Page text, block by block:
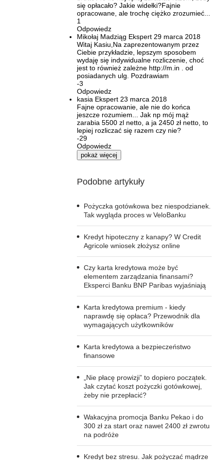
się opłacało? Jakie widełki?Fajnie
opracowane, ale trochę ciężko zrozumieć...
1
Odpowiedz
Mikołaj Madziąg Ekspert 29 marca 2018
Witaj Kasiu,Na zaprezentowanym przez
Ciebie przykładzie, lepszym sposobem
wydaję się indywidualne rozliczenie, choć
jest to również zależne http://m.in . od
posiadanych ulg. Pozdrawiam
-3
Odpowiedz
kasia Ekspert 23 marca 2018
Fajne opracowanie, ale nie do końca
jeszcze rozumiem... Jak np mój mąż
zarabia 5500 zl netto, a ja 2450 zł netto, to
lepiej rozliczać się razem czy nie?
-29
Odpowiedz
pokaż więcej
Podobne artykuły
Pożyczka gotówkowa bez niespodzianek.
Tak wygląda proces w VeloBanku
Kredyt hipoteczny z kanapy? W Credit
Agricole wniosek złożysz online
Czy karta kredytowa może być
elementem zarządzania finansami?
Eksperci Banku BNP Paribas wyjaśniają
Karta kredytowa premium - kiedy
naprawdę się opłaca? Przewodnik dla
wymagających użytkowników
Karta kredytowa a bezpieczeństwo
finansowe
„Nie płacę prowizji” to dopiero początek.
Jak czytać koszt pożyczki gotówkowej,
żeby nie przepłacić?
Wakacyjna promocja Banku Pekao i do
300 zł za start oraz nawet 2400 zł zwrotu
na podróże
Kredyt bez stresu. Jak pożyczać mądrze